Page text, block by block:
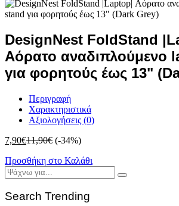
DesignNest FoldStand
Αόρατο αναδιπλούμενο
για φορητούς έως 13"
Περιγραφή
Χαρακτηριστικά
Αξιολογήσεις (0)
7,90€11,90€ (-34%)
Προσθήκη στο Καλάθι
Search Trending